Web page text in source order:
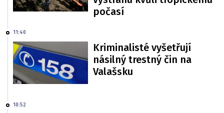
počasí
11:40
Kriminalisté vyšetřují
násilný trestný čin na
Valašsku
10:52